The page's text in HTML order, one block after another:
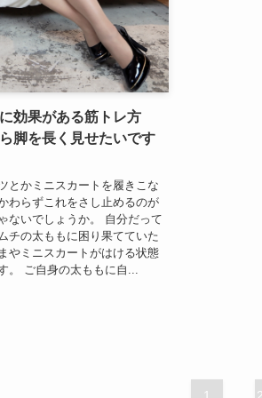
効果がある筋トレ方
脚を長く見せたいです
とかミニスカートを履きこな
わらずこれをさし止めるのが
ないでしょうか。 自分だって
チの太ももに困り果てていた
やミニスカートがはける状態
。 ご自身の太ももに自...